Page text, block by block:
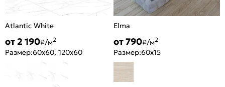
Atlantic White
от 2 190₽/м2
Размер:60x60, 120x60
Elma
от 790₽/м2
Размер:60x15